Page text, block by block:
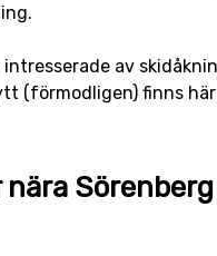
intresserade av
(förmodligen) finns
Sörenberg
, Bern kommer man